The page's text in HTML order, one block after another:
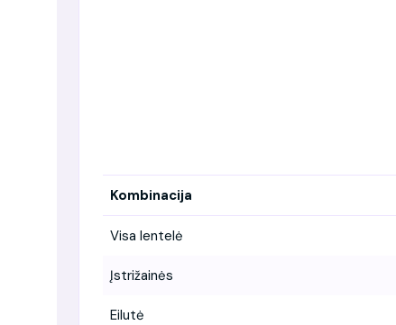
Kombinacija
Visa lentelė
Įstrižainės
Eilutė